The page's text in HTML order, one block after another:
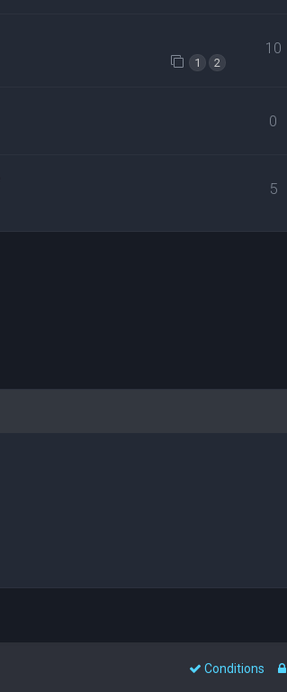
1 2
10
0
5
Conditions